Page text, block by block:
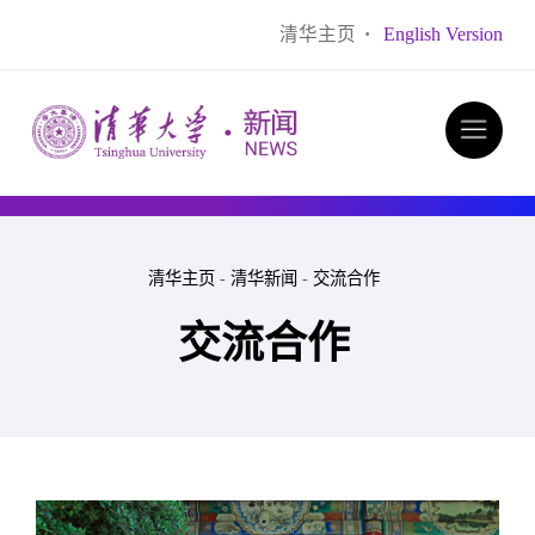
清华主页 · English Version
清华主页 - 清华新闻 - 交流合作
交流合作